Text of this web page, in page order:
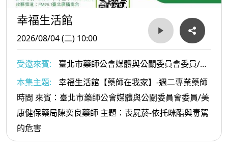
幸福生活館
2026/08/04 (二) 10:00
受邀來賓:
臺北市藥師公會媒體與公關委員會委員/美
康健保藥局陳奕良藥師
本集主題:
幸福生活館【藥師在我家】-週二專業藥師
時間 來賓：臺北市藥師公會媒體與公關委員會委員/美
康健保藥局陳奕良藥師 主題：喪屍菸-依托咪酯與毒駕
的危害